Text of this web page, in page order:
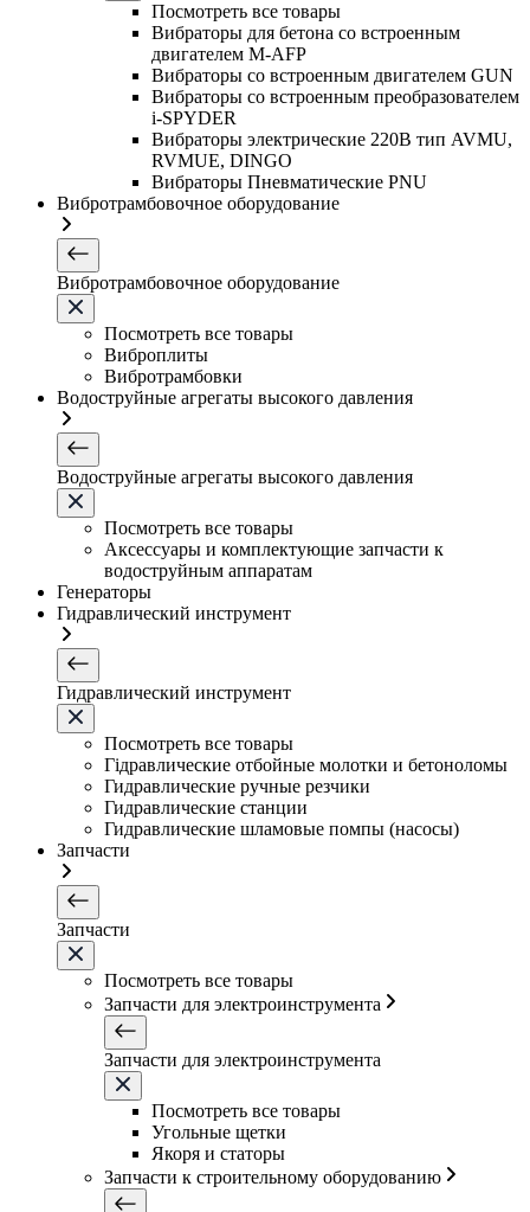
Посмотреть все товары
Вибраторы для бетона со встроенным
двигателем M-AFP
Вибраторы со встроенным двигателем GUN
Вибраторы со встроенным преобразователем
i-SPYDER
Вибраторы электрические 220B тип AVMU,
RVMUE, DINGO
Вибраторы Пневматические PNU
Вибротрамбовочное оборудование
Вибротрамбовочное оборудование
Посмотреть все товары
Виброплиты
Вибротрамбовки
Водоструйные агрегаты высокого давления
Водоструйные агрегаты высокого давления
Посмотреть все товары
Аксессуары и комплектующие запчасти к
водоструйным аппаратам
Генераторы
Гидравлический инструмент
Гидравлический инструмент
Посмотреть все товары
Гідравлические отбойные молотки и бетоноломы
Гидравлические ручные резчики
Гидравлические станции
Гидравлические шламовые помпы (насосы)
Запчасти
Запчасти
Посмотреть все товары
Запчасти для электроинструмента
Запчасти для электроинструмента
Посмотреть все товары
Угольные щетки
Якоря и статоры
Запчасти к строительному оборудованию